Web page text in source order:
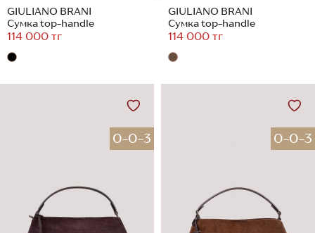
GIULIANO BRANI
Сумка top-handle
114 000 тг
GIULIANO BRANI
Сумка top-handle
114 000 тг
0-0-3 0-0-3